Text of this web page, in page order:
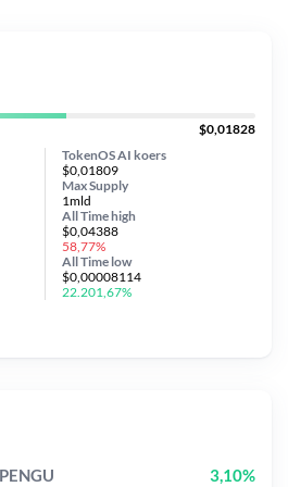
$0,01828
TokenOS AI koers
$0,01809
Max Supply
1mld
All Timehigh
$0,04388
58,77%
All Time low
$0,00008114
22.201,67%
PENGU 3,10%